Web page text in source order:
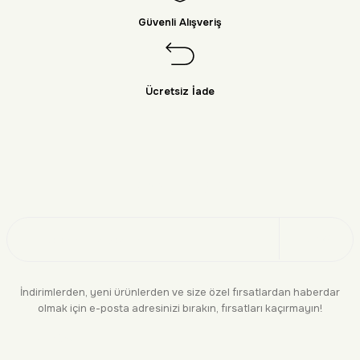
Güvenli Alışveriş
Ücretsiz İade
İndirimlerden, yeni ürünlerden ve size özel fırsatlardan haberdar
olmak için e-posta adresinizi bırakın, fırsatları kaçırmayın!